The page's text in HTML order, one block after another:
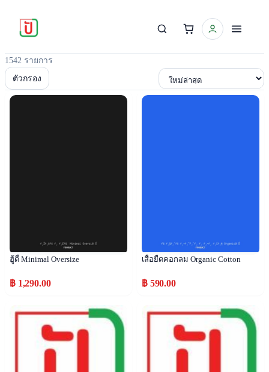
1542 รายการ
ตัวกรอง เรียงตาม
ฮู้ดี้ Minimal Oversize
฿ 1,290.00
เสื้อยืดคอกลม Organic Cotton
฿ 590.00
Popular Popular